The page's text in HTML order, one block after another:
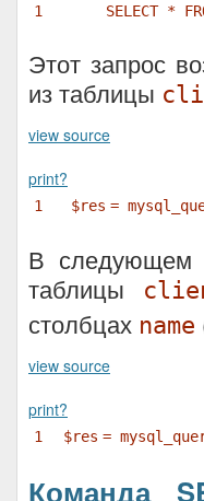
1 SELECT *
Этот запрос
из таблицы
view source
print?
1 $res =
В следующем
таблицы
столбцах name
view source
print?
1 $res =
Команда